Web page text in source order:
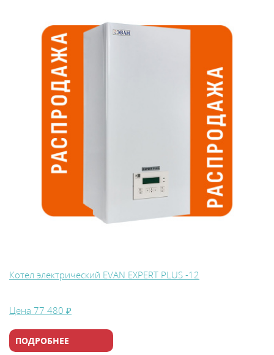
Котел электрический EVAN EXPERT PLUS -12
Цена 77 480 ₽
ПОДРОБНЕЕ